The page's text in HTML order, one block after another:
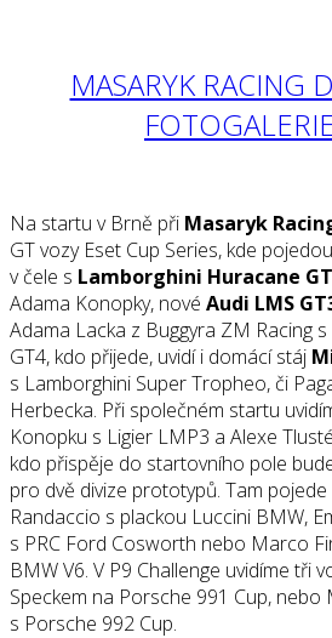
MASARYK RACING
Na startu v Brně při Masaryk
GT vozy Eset Cup Series, kde
v čele s Lamborghini Huracane
Adama Konopky, nové Audi LMS
Adama Lacka z Buggyra ZM Racing
GT4, kdo přijede, uvidí i domácí stáj
s Lamborghini Super Tropheo, či
Herbecka. Při společném startu
Konopku s Ligier LMP3 a Alexe
kdo přispěje do startovního pole
pro dvě divize prototypů. Tam
Randaccio s plackou Luccini BMW,
s PRC Ford Cosworth nebo Marco
BMW V6. V P9 Challenge uvidíme tři
Speckem na Porsche 991 Cup, nebo
s Porsche 992 Cup.